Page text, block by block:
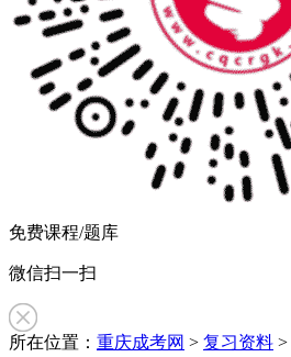
免费课程/题库
微信扫一扫
所在位置： 重庆成考网 > 复习资料 >